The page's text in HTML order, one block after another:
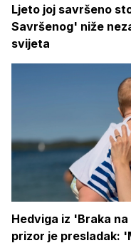
Ljeto joj savršeno
Savršenog' niže
svijeta
Hedviga iz 'Braka
prizor je presladak: